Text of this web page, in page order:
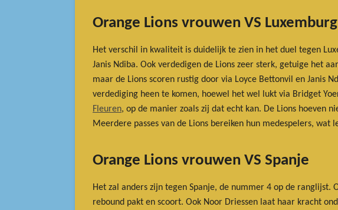
Orange Lions vrouwen VS Luxemburg
Het verschil in kwaliteit is duidelijk te zien in het duel tegen
Janis Ndiba. Ook verdedigen de Lions zeer sterk, getuige het
maar de Lions scoren rustig door via Loyce Bettonvil en Janis
verdediging heen te komen, hoewel het wel lukt via Bridget
Fleuren, op de manier zoals zij dat echt kan. De Lions hoeven
Meerdere passes van de Lions bereiken hun medespelers,
Orange Lions vrouwen VS Spanje
Het zal anders zijn tegen Spanje, de nummer 4 op de ranglijst.
rebound pakt en scoort. Ook Noor Driessen laat haar kracht